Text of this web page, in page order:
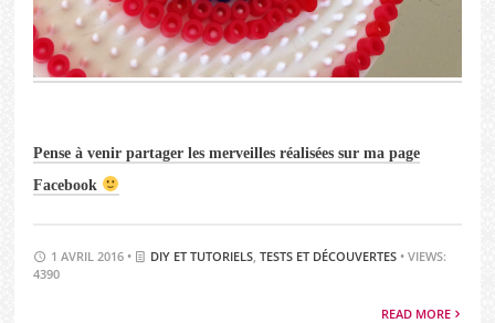
Pense à venir partager les merveilles réalisées sur ma page
Facebook
1 AVRIL 2016 • DIY ET TUTORIELS ,TESTS ET DÉCOUVERTES • VIEWS:
4390
READ MORE